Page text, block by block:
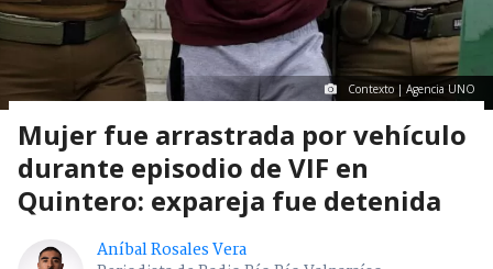
Contexto | Agencia UNO
Mujer fue arrastrada por vehículo
durante episodio de VIF en
Quintero: expareja fue detenida
Aníbal Rosales Vera